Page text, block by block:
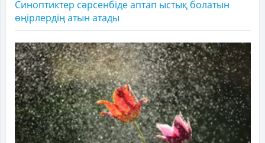
Синоптиктер сәрсенбіде аптап ыстық болатын
өңірлердің атын атады